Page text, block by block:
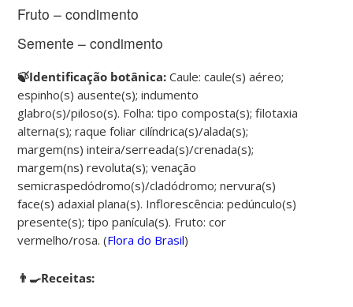
Fruto – condimento
Semente – condimento
🍃Identificação botânica:Caule: caule(s) aéreo;
espinho(s) ausente(s); indumento
glabro(s)/piloso(s). Folha: tipo composta(s); filotaxia
alterna(s); raque foliar cilíndrica(s)/alada(s);
margem(ns) inteira/serreada(s)/crenada(s);
margem(ns) revoluta(s); venação
semicraspedódromo(s)/cladódromo; nervura(s)
face(s) adaxial plana(s). Inflorescência: pedúnculo(s)
presente(s); tipo panícula(s). Fruto: cor
vermelho/rosa. (Flora do Brasil)
👨‍🍳Receitas: